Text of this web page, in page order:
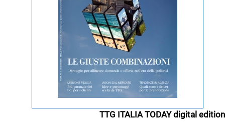
TTG ITALIA TODAY digital edition